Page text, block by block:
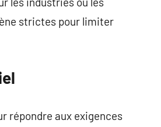
strictes pour limiter
répondre aux exigences